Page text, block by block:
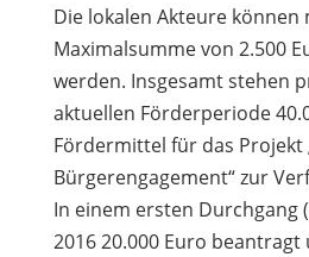
Die lokalen Akteure können
Maximalsumme von 2.500
werden. Insgesamt stehen
aktuellen Förderperiode
Fördermittel für das Projekt
Bürgerengagement“ zur
In einem ersten Durchgang
2016 20.000 Euro